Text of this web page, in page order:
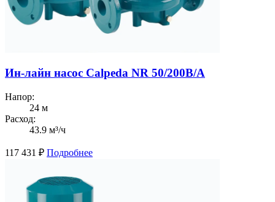
Ин-лайн насос Calpeda NR 50/200B/A
Напор:
24 м
Расход:
43.9 м³/ч
117 431 ₽ Подробнее